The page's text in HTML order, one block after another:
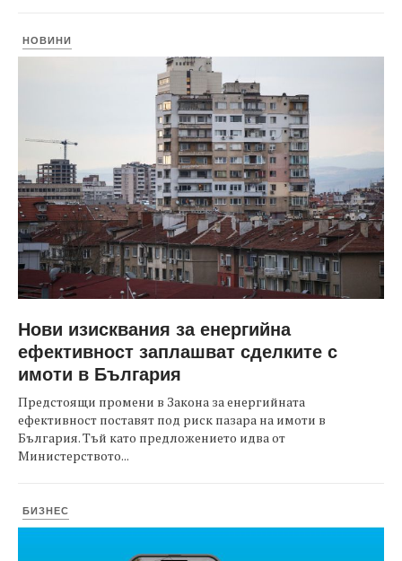
НОВИНИ
Нови изисквания за енергийна
ефективност заплашват сделките с
имоти в България
Предстоящи промени в Закона за енергийната
ефективност поставят под риск пазара на имоти в
България. Тъй като предложението идва от
Министерството...
БИЗНЕС